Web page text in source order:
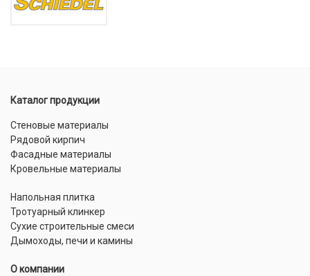
Каталог продукции
Стеновые материалы
Рядовой кирпич
Фасадные материалы
Кровельные материалы
Напольная плитка
Тротуарный клинкер
Сухие строительные смеси
Дымоходы, печи и камины
О компании